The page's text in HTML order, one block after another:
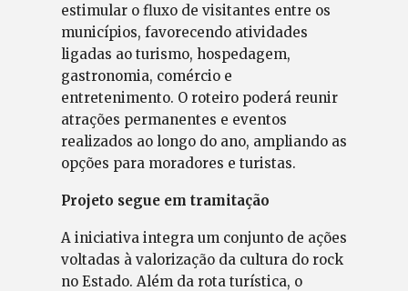
estimular o fluxo de visitantes entre os
municípios, favorecendo atividades
ligadas ao turismo, hospedagem,
gastronomia, comércio e
entretenimento. O roteiro poderá reunir
atrações permanentes e eventos
realizados ao longo do ano, ampliando as
opções para moradores e turistas.
Projeto segue em tramitação
A iniciativa integra um conjunto de ações
voltadas à valorização da cultura do rock
no Estado. Além da rota turística, o